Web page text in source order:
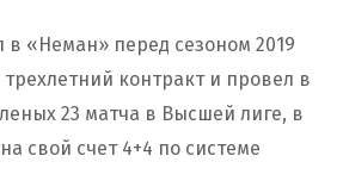
«Неман» перед сезоном 2019
контракт и провел в
23 матча в Высшей лиге, в
свой счет 4+4 по системе